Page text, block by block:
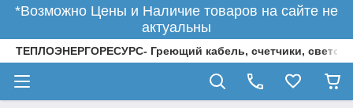
*Возможно Цены и Наличие товаров на сайте не
актуальны
ТЕПЛОЭНЕРГОРЕСУРС- Греющий кабель, счетчики,